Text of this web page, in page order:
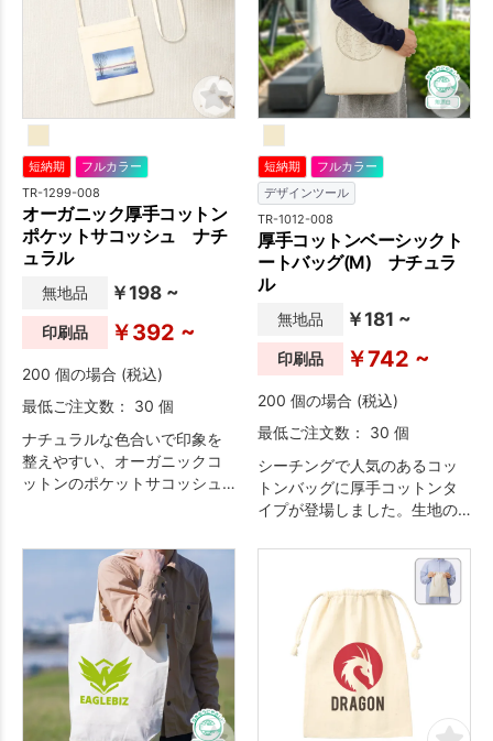
短納期 フルカラー
TR-1299-008
オーガニック厚手コットン
ポケットサコッシュ ナチ
ュラル
無地品 ￥198 ~
印刷品 ￥392 ~
200 個の場合 (税込)
最低ご注文数： 30 個
ナチュラルな色合いで印象を
整えやすい、オーガニックコ
ットンのポケットサコッシュ
短納期
フルカラー
デザインツール
TR-1012-008
厚手コットンベーシックト
ートバッグ(M) ナチュラ
ル
無地品 ￥181 ~
印刷品 ￥742 ~
200 個の場合 (税込)
最低ご注文数： 30 個
シーチングで人気のあるコッ
トンバッグに厚手コットンタ
イプが登場しました。生地の
使用しており、書類やカタロ
グなどを入れても透けにく
く、ソフトな生地感で持ち歩
きにも便利です。A4サイズが
入るマチ付のタイプは、ノベ
ルティの定番商品となってお
ります。展示会の資料配布や
ライブ物販、お買いものバッ
グなど幅広い用途でお使い頂